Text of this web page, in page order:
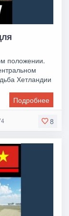
положении.
Хетландии
Подробнее
8